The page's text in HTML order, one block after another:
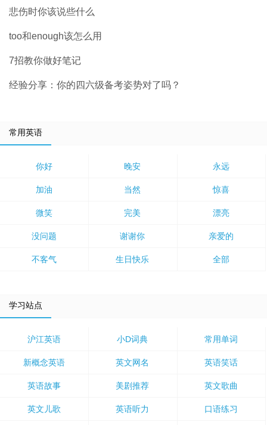
悲伤时你该说些什么
too和enough该怎么用
7招教你做好笔记
经验分享：你的四六级备考姿势对了吗？
常用英语
你好 晚安 永远
加油 当然 惊喜
微笑 完美 漂亮
没问题 谢谢你 亲爱的
不客气 生日快乐 全部
学习站点
沪江英语 小D词典 常用单词
新概念英语 英文网名 英语笑话
英语故事 美剧推荐 英文歌曲
英文儿歌 英语听力 口语练习